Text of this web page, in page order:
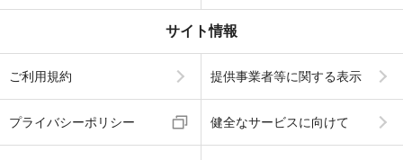
サイト情報
ご利用規約 提供事業者等に関する表示
プライバシーポリシー 健全なサービスに向けて